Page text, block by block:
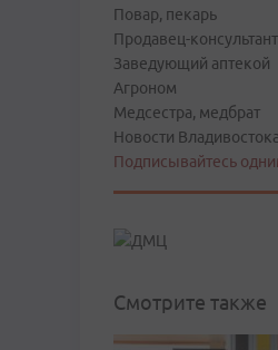
Повар, пекарь
Продавец-консультант
Заведующий аптекой
Агроном
Медсестра, медбрат
Новости
Подписывайтесь
Смотрите также